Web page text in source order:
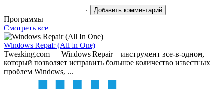
Добавить комментарий
Программы
Смотреть все
Windows Repair (All In One)
Tweaking.com — Windows Repair – инструмент все-в-одном,
который позволяет исправить большое количество известных
проблем Windows, ...